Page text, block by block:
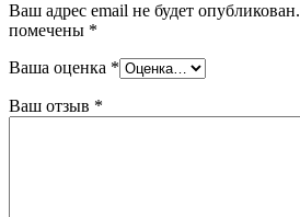
Ваш адрес email не будет опубликован.
помечены *
Ваша оценка *
Ваш отзыв *